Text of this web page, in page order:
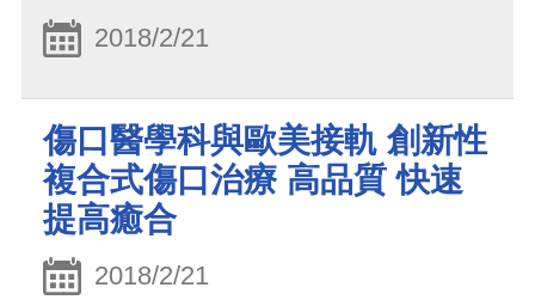
2018/2/21
傷口醫學科與歐美接軌 創新性
複合式傷口治療 高品質 快速
提高癒合
2018/2/21